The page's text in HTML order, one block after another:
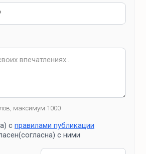
максимум 1000
с правилами публикации
с ними